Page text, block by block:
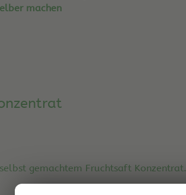
machen
gemachtem Fruchtsaft Konzentrat.